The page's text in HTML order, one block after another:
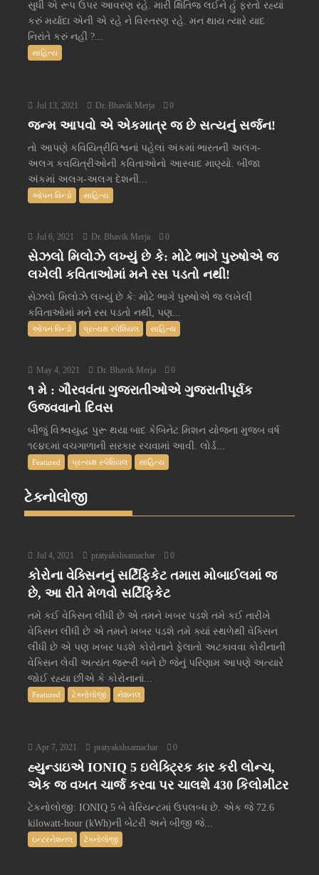
સુધી એ રૂપ ઉપર આવરણ રહે. મારી ક્ષિતિજ લઈને હું ફરતો રહ્યાં
કરું મર્યાદા એની એ રહે ને વિસ્તરણ રહે. મન થાય ત્યારે યાદ
નિરાંતે કરું નહીં ?...
સાહિત્ય
Jul 13, 2021 Dr. Bhavik Merja 0
જન્મ આપવો એ એકમાત્ર જ છે સત્યનું સર્જન!
તો આપણે કવિયિત્રીવિશ્વનાં પહેલાં અંકમાં ભારતની અલગ-
અલગ કવયિત્રીઓની કવિતાઓનો આસ્વાદ માણ્યો. બીજા
અંકમાં અલગ-અલગ દેશની...
ઓપન વિન્ડો સાહિત્ય
Jul 6, 2021 Dr. Bhavik Merja 0
સેઝલો મિલોઝે લખ્યું છે કે: મોટે ભાગે પુરુષોએ જ
લખેલી કવિતાઓમાં મને રસ પડતો નથી!
સેઝલો મિલોઝે લખ્યું છે કે: મોટે ભાગે પુરુષોએ જ લખેલી
કવિતાઓમાં મને રસ પડતો નથી, પણ...
ઓપન વિન્ડો પ્રત્યક્ષ સ્પેશિયલ સાહિત્ય
May 4, 2021 Dr. Bhavik Merja 0
૧ મે : ગૌરવવંતા ગુજરાતીઓએ ગુજરાતીપૂર્વક
ઉજવવાનો દિવસ
બીજું વિશ્ર્વયુદ્ધ પુરૂ થયા બાદ કેબિનેટ મિશન યોજના મુજબ વર્ષ
૧૯૪૬માં વચગાળાની સરકાર રચવામાં આવી. લોર્ડ...
Featured પ્રત્યક્ષ સ્પેશિયલ સાહિત્ય
ટેક્નોલોજી
Jul 4, 2021 pratyakshsamachar 0
કોરોના વેક્સિનનું સર્ટિફિકેટ તમારા મોબાઈલમાં જ
છે, આ રીતે મેળવો સર્ટિફિકેટ
તમે કઈ વેક્સિન લીધી છે એ તમને ખબર પડશે તમે કઈ તારીખે
વેક્સિન લીધી છે એ તમને ખબર પડશે તમે ક્યાં સ્થળેથી વેક્સિન
લીધી છે એ પણ ખબર પડશે કોરોનાને ફેલાતો અટકાવવા કોરીનાની
વેક્સિન લેવી અત્યંત જરૂરી બને છે જેનું પરિણામ આપણે અત્યારે
જોઈ રહ્યા છીએ કે કોરોનાનાં...
Featured ટેક્નોલોજી નેશનલ
Apr 7, 2021 pratyakshsamachar 0
હ્યુન્ડાઇએ IONIQ 5 ઇલેક્ટ્રિક કાર કરી લોન્ચ,
એક જ વખત ચાર્જ કરવા પર ચાલશે 430 કિલોમીટર
ટેકનોલોજી: IONIQ 5 બે વેરિયન્ટમાં ઉપલબ્ધ છે. એક જે 72.6
kilowatt-hour (kWh)ની બેટરી અને બીજી જે...
ઇન્ટરનેશનલ ટેક્નોલોજી